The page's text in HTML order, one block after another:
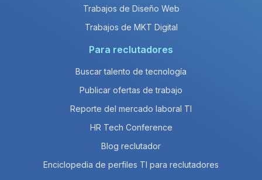
Trabajos de Diseño Web
Trabajos de MKT Digital
Para reclutadores
Buscar talento de tecnología
Publicar ofertas de trabajo
Reporte del mercado laboral TI
HR Tech Conference
Blog reclutador
Enciclopedia de perfiles TI para reclutadores